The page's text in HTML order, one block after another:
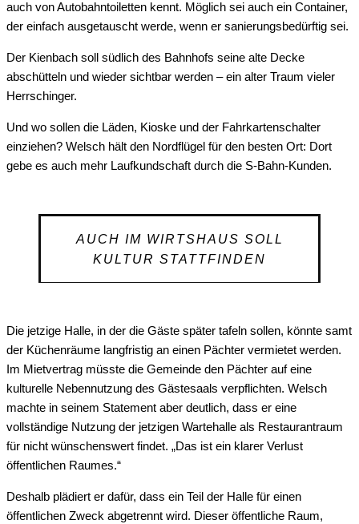
auch von Autobahntoiletten kennt. Möglich sei auch ein Container,
der einfach ausgetauscht werde, wenn er sanierungsbedürftig sei.
Der Kienbach soll südlich des Bahnhofs seine alte Decke
abschütteln und wieder sichtbar werden – ein alter Traum vieler
Herrschinger.
Und wo sollen die Läden, Kioske und der Fahrkartenschalter
einziehen? Welsch hält den Nordflügel für den besten Ort: Dort
gebe es auch mehr Laufkundschaft durch die S-Bahn-Kunden.
AUCH IM WIRTSHAUS SOLL
KULTUR STATTFINDEN
Die jetzige Halle, in der die Gäste später tafeln sollen, könnte samt
der Küchenräume langfristig an einen Pächter vermietet werden.
Im Mietvertrag müsste die Gemeinde den Pächter auf eine
kulturelle Nebennutzung des Gästesaals verpflichten. Welsch
machte in seinem Statement aber deutlich, dass er eine
vollständige Nutzung der jetzigen Wartehalle als Restaurantraum
für nicht wünschenswert findet. „Das ist ein klarer Verlust
öffentlichen Raumes.“
Deshalb plädiert er dafür, dass ein Teil der Halle für einen
öffentlichen Zweck abgetrennt wird. Dieser öffentliche Raum,